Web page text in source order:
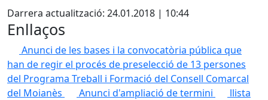
Darrera actualització: 24.01.2018 | 10:44
Enllaços
Anunci de les bases i la convocatòria pública que
han de regir el procés de preselecció de 13 persones
del Programa Treball i Formació del Consell Comarcal
del Moianès
Anunci d'ampliació de termini
llista